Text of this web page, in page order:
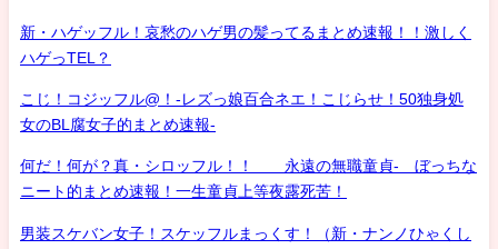
新・ハゲッフル！哀愁のハゲ男の髪ってるまとめ速報！！激しく
ハゲっTEL？
こじ！コジッフル@！-レズっ娘百合ネエ！こじらせ！50独身処
女のBL腐女子的まとめ速報-
何だ！何が？真・シロッフル！！ 永遠の無職童貞- ぼっちな
ニート的まとめ速報！一生童貞上等夜露死苦！
男装スケバン女子！スケッフルまっくす！（新・ナンノひゃくし